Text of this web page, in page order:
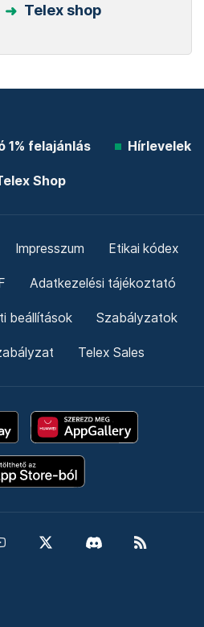
Telex shop
1% felajánlás Hírlevelek
Shop
Impresszum Etikai kódex
Adatkezelési tájékoztató
beállítások Szabályzatok
Telex Sales